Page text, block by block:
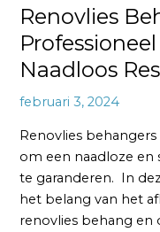
Renovlies
Naadloos
februari 3, 2024
Renovlies
om een naadloze en
te garanderen. In
het belang van het
renovlies behang en